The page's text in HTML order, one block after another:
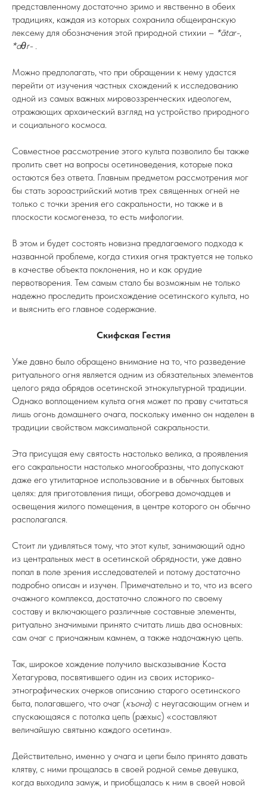
представленному достаточно зримо и явственно в обеих
традициях, каждая из которых сохранила общеиранскую
лексему для обозначения этой природной стихии – *ātar-,
*aθr- .
Можно предполагать, что при обращении к нему удастся
перейти от изучения частных схождений к исследованию
одной из самых важных мировоззренческих идеологем,
отражающих архаический взгляд на устройство природного
и социального космоса.
Совместное рассмотрение этого культа позволило бы также
пролить свет на вопросы осетиноведения, которые пока
остаются без ответа. Главным предметом рассмотрения мог
бы стать зороастрийский мотив трех священных огней не
только с точки зрения его сакральности, но также и в
плоскости космогенеза, то есть мифологии.
В этом и будет состоять новизна предлагаемого подхода к
названной проблеме, когда стихия огня трактуется не только
в качестве объекта поклонения, но и как орудие
первотворения. Тем самым стало бы возможным не только
надежно проследить происхождение осетинского культа, но
и выяснить его главное содержание.
Скифская Гестия
Уже давно было обращено внимание на то, что разведение
ритуального огня является одним из обязательных элементов
целого ряда обрядов осетинской этнокультурной традиции.
Однако воплощением культа огня может по праву считаться
лишь огонь домашнего очага, поскольку именно он наделен в
традиции свойством максимальной сакральности.
Эта присущая ему святость настолько велика, а проявления
его сакральности настолько многообразны, что допускают
даже его утилитарное использование и в обычных бытовых
целях: для приготовления пищи, обогрева домочадцев и
освещения жилого помещения, в центре которого он обычно
располагался.
Стоит ли удивляться тому, что этот культ, занимающий одно
из центральных мест в осетинской обрядности, уже давно
попал в поле зрения исследователей и потому достаточно
подробно описан и изучен. Примечательно и то, что из всего
очажного комплекса, достаточно сложного по своему
составу и включающего различные составные элементы,
ритуально значимыми принято считать лишь два основных:
сам очаг с приочажным камнем, а также надочажную цепь.
Так, широкое хождение получило высказывание Коста
Хетагурова, посвятившего один из своих историко-
этнографических очерков описанию старого осетинского
быта, полагавшего, что очаг (къона) с неугасающим огнем и
спускающаяся с потолка цепь (рæхыс) «составляют
величайшую святыню каждого осетина».
Действительно, именно у очага и цепи было принято давать
клятву, с ними прощалась в своей родной семье девушка,
когда выходила замуж, и приобщалась к ним в своей новой